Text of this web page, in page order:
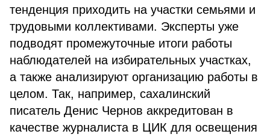
тенденция приходить на участки семьями и
трудовыми коллективами. Эксперты уже
подводят промежуточные итоги работы
наблюдателей на избирательных участках,
а также анализируют организацию работы в
целом. Так, например, сахалинский
писатель Денис Чернов аккредитован в
качестве журналиста в ЦИК для освещения